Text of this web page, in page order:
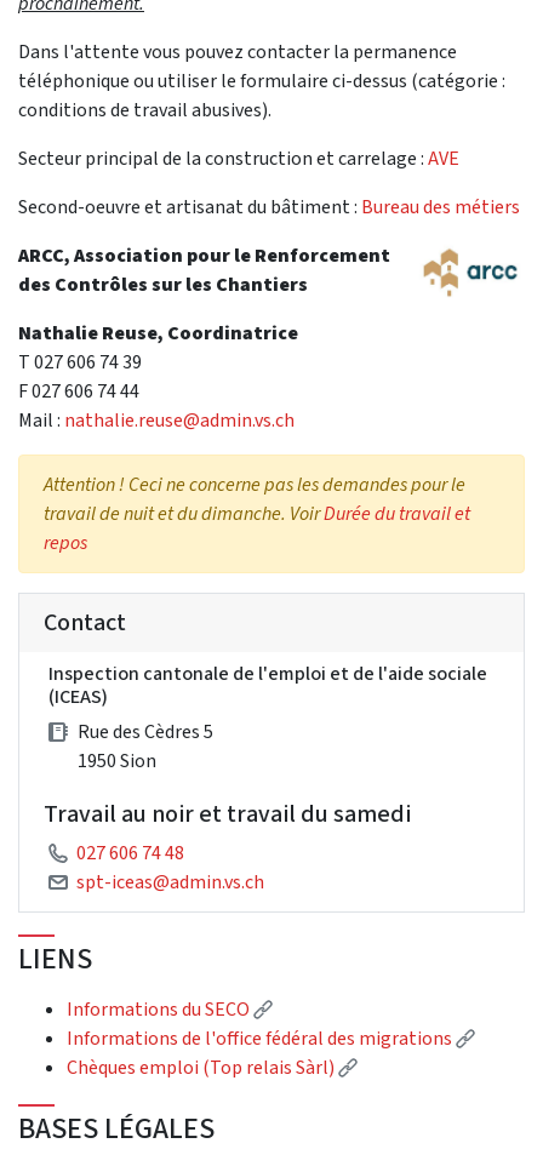
Dans l'attente vous pouvez contacter la permanence
téléphonique ou utiliser le formulaire ci-dessus (catégorie :
conditions de travail abusives).
Secteur principal de la construction et carrelage :AVE
Second-oeuvre et artisanat du bâtiment : Bureau des métiers
ARCC, Association pour le Renforcement
des Contrôles sur les Chantiers
Nathalie Reuse, Coordinatrice
T 027 606 74 39
F 027 606 74 44
Mail : nathalie.reuse@admin.vs.ch
Attention ! Ceci ne concerne pas les demandes pour le
travail de nuit et du dimanche. VoirDurée du travail et
repos
Contact
Inspection cantonale de l'emploi et de l'aide sociale
(ICEAS)
Rue des Cèdres 5
1950 Sion
Travail au noir et travail du samedi
027 606 74 48
spt-iceas@admin.vs.ch
LIENS
Informations du SECO
(Lien externe)
Informations de l'office fédéral des migrations
(Lien
Chèques emploi (Top relais Sàrl)
(Lien externe)
BASES LÉGALES